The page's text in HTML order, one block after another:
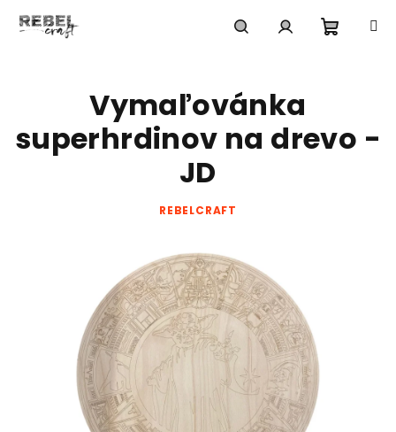
Vymaľovánka
superhrdinov na drevo -
JD
REBELCRAFT